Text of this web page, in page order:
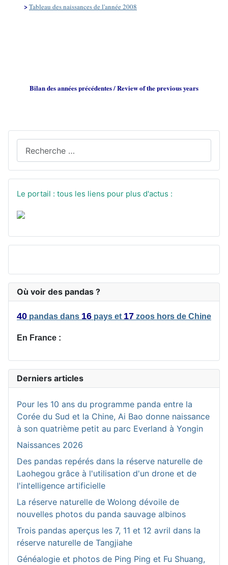
Le portail : tous les liens pour plus d'actus :
Où voir des pandas ?
40 pandas dans 16 pays et 17 zoos hors de Chine
En France :
Derniers articles
Pour les 10 ans du programme panda entre la
Corée du Sud et la Chine, Ai Bao donne naissance
à son quatrième petit au parc Everland à Yongin
Naissances 2026
Des pandas repérés dans la réserve naturelle de
Laohegou grâce à l'utilisation d'un drone et de
l'intelligence artificielle
La réserve naturelle de Wolong dévoile de
nouvelles photos du panda sauvage albinos
Trois pandas aperçus les 7, 11 et 12 avril dans la
réserve naturelle de Tangjiahe
Généalogie et photos de Ping Ping et Fu Shuang,
>Tableau des naissances de l'année 2008
Bilan des années précédentes / Review of the previous years